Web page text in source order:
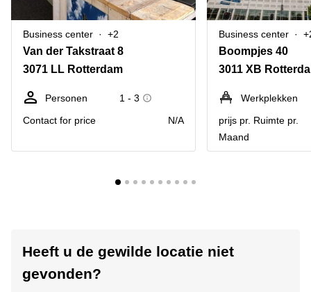
Business center +2
Van der Takstraat 8
3071 LL Rotterdam
Personen
1 - 3
Contact for price
N/A
Business center
Boompjes 40
3011 XB
Werkplekken
prijs pr. Ruimte pr.
Maand
Heeft u de gewilde locatie niet
gevonden?